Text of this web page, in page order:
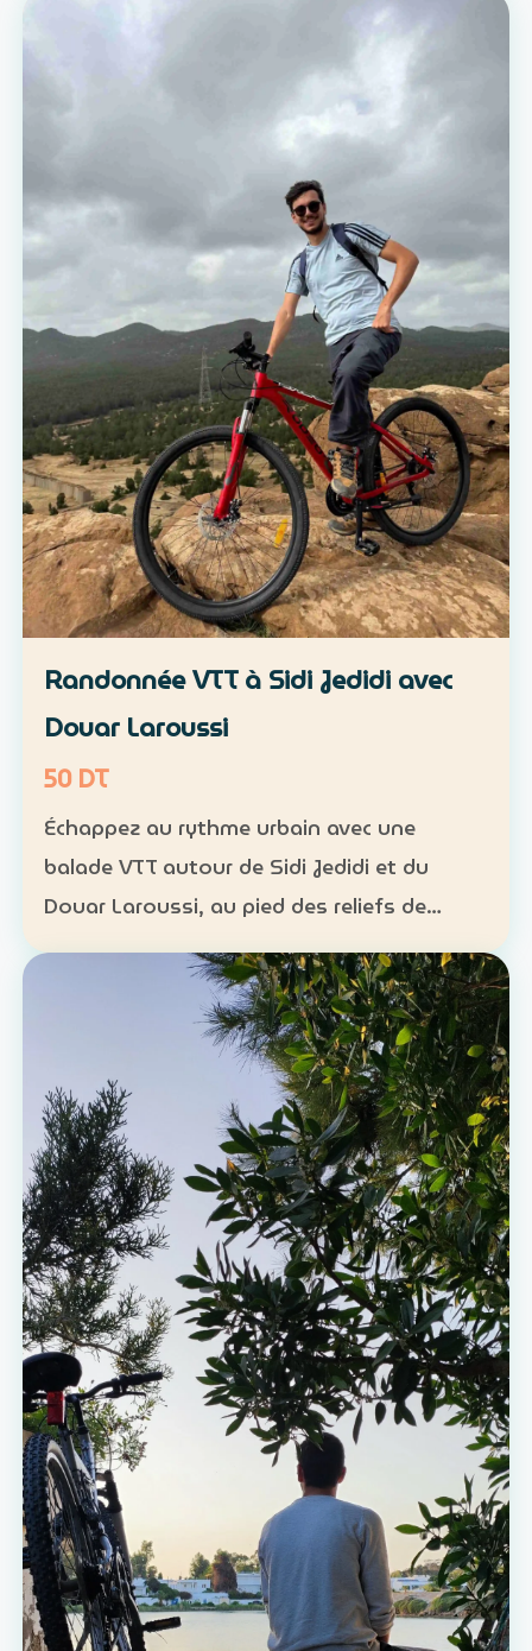
intermédiaire — 30 DT par personne
Déjeuner maison : 35 DT par pers…
Randonnée VTT à Sidi Jedidi avec
Douar Laroussi
50 DT
Échappez au rythme urbain avec une
balade VTT autour de Sidi Jedidi et du
Douar Laroussi, au pied des reliefs de
Hammamet. Durée : environ 1 h à 1 h 30
Niveau : intermédiaire Groupe : de 8 à 11
participants Tarif : 50 …